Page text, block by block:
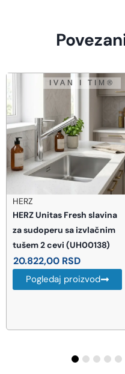
HERZ
HERZ Unitas Fresh slavina
za sudoperu sa izvlačnim
tušem 2 cevi (UH00138)
20.822,00 RSD
Pogledaj proizvod